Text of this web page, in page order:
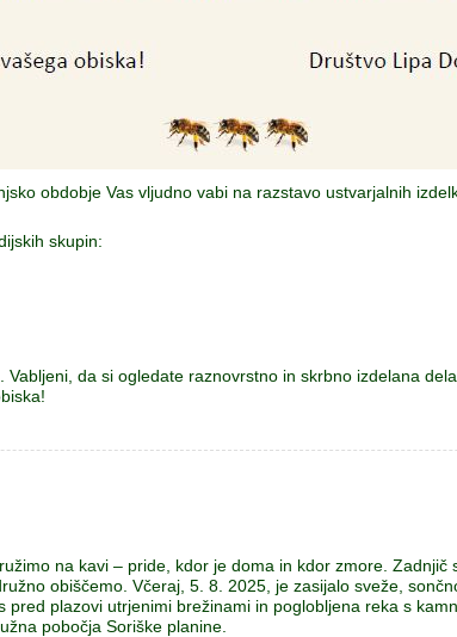
obdobje Vas vljudno vabi na razstavo ustvarjalnih
skupin:
da si ogledate raznovrstno in skrbno izdelana
na kavi – pride, kdor je doma in kdor zmore. Zadnjič
obiščemo. Včeraj, 5. 8. 2025, je zasijalo sveže,
plazovi utrjenimi brežinami in poglobljena reka s
pobočja Soriške planine.